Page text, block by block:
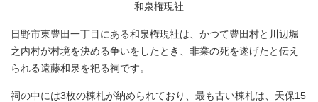
和泉権現社
日野市東豊田一丁目にある和泉権現社は、かつて豊田村と川辺堀
之内村が村境を決める争いをしたとき、非業の死を遂げたと伝え
られる遠藤和泉を祀る祠です。
祠の中には3枚の棟札が納められており、最も古い棟札は、天保15